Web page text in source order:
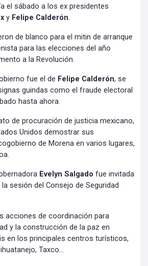
el sábado a los ex presidentes
y Felipe Calderón.
de blanco para el mitin de arranque
para las elecciones del año
a la Revolución.
fue el de Felipe Calderón, se
guindas como el fraude electoral
hasta ahora.
de procuración de justicia mexicano,
Unidos demostrar sus
de Morena en varios lugares,
Evelyn Salgado fue invitada
sesión del Consejo de Seguridad
acciones de coordinación para
y la construcción de la paz en
en los principales centros turísticos,
Taxco…